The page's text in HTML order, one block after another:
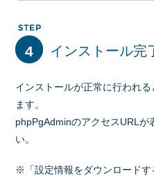
4 インストール完
インストールが正常に行われ
ます。
phpPgAdminのアクセスURLが
い。
※「設定情報をダウンロードす